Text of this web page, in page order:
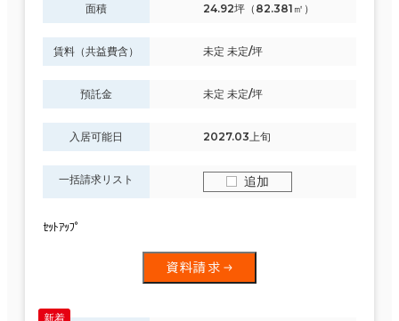
面積 24.92坪（82.381㎡）
賃料（共益費含） 未定 未定/坪
預託金 未定 未定/坪
入居可能日 2027.03上旬
一括請求リスト 追加
ｾｯﾄｱｯﾌﾟ
資料請求